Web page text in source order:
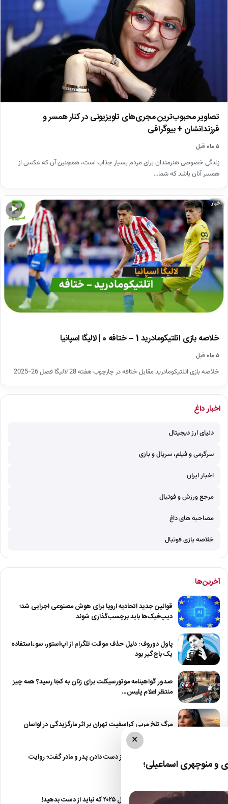
تصاویر محبوب‌ترین مجری‌های تلویزیونی در کنار همسر و
فرزندانشان + بیوگرافی
۵ ماه قبل
زندگی خصوصی هنرمندان برای مردم بسیار جذاب است، همچنین آن که عکسی از
همسر آنان باشد که شما…
▶
اخبار
خلاصه بازی اتلتیکومادرید 1 – ختافه 0 | لالیگا اسپانیا
۵ ماه قبل
خلاصه بازی اتلتیکومادرید مقابل ختافه در چارچوب هفته 28 لالیگا فصل 26-2025
اخبار داغ
دنیای ارز دیجیتال
سرگرمی و فیلم، سریال و بازی
اخبار ایران
مرجع ورزش و فوتبال
مصاحبه های داغ
خلاصه بازی فوتبال
آخرین‌ها
قوانین جدید اتحادیه اروپا برای هوش مصنوعی اجرایی شد؛
دیپ‌فیک‌ها باید برچسب‌گذاری شوند
پاول دوروف: دلیل حذف موقت تلگرام از اپ‌استور، سوءاستفاده
یک باج‌گیر بود
صدور گواهینامه موتورسیکلت برای زنان به کجا رسید؟ همه چیز
منتظر اعلام پلیس…
مرگ تلخ مربی کراسفیت تهران بر اثر مارگزیدگی در لواسان
حمید استیلی از غم از دست دادن پدر و مادر گفت؛ روایت
صریح…
معرفی ۶ مینی سریال ۲۰۲۵ که نباید از دست بدهید!
×
منوچهری اسماعیلی؛